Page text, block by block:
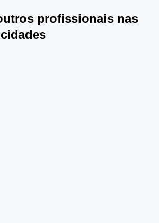
profissionais nas